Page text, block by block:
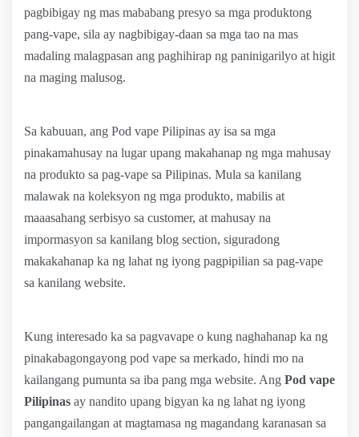
pagbibigay ng mas mababang presyo sa mga produktong
pang-vape, sila ay nagbibigay-daan sa mga tao na mas
madaling malagpasan ang paghihirap ng paninigarilyo at higit
na maging malusog.
Sa kabuuan, ang Pod vape Pilipinas ay isa sa mga
pinakamahusay na lugar upang makahanap ng mga mahusay
na produkto sa pag-vape sa Pilipinas. Mula sa kanilang
malawak na koleksyon ng mga produkto, mabilis at
maaasahang serbisyo sa customer, at mahusay na
impormasyon sa kanilang blog section, siguradong
makakahanap ka ng lahat ng iyong pagpipilian sa pag-vape
sa kanilang website.
Kung interesado ka sa pagvavape o kung naghahanap ka ng
pinakabagongayong pod vape sa merkado, hindi mo na
kailangang pumunta sa iba pang mga website. Ang Pod vape
Pilipinas ay nandito upang bigyan ka ng lahat ng iyong
pangangailangan at magtamasa ng magandang karanasan sa